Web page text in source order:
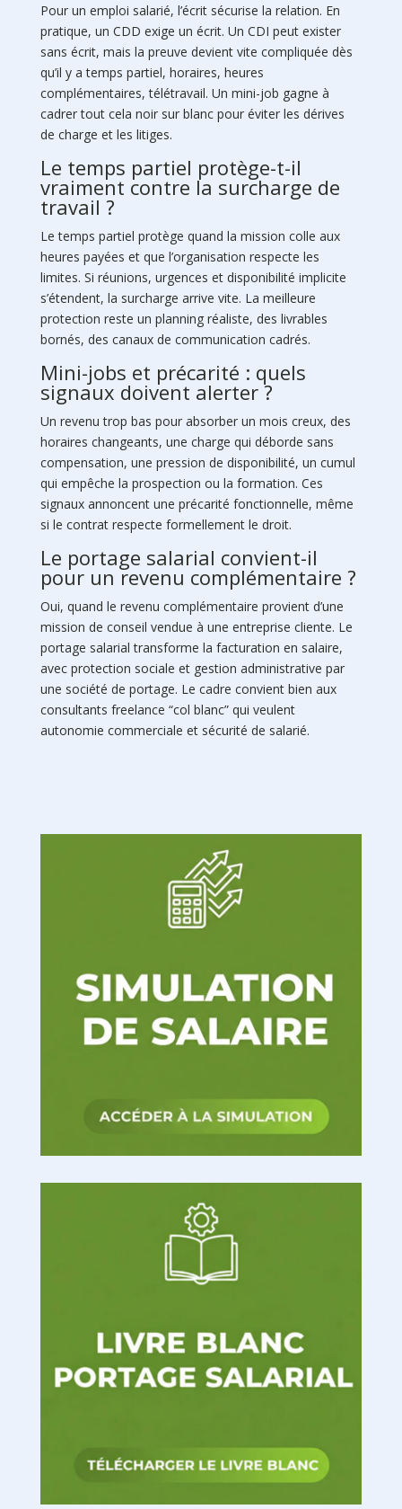
Pour un emploi salarié, l’écrit sécurise la relation. En
pratique, un CDD exige un écrit. Un CDI peut exister
sans écrit, mais la preuve devient vite compliquée dès
qu’il y a temps partiel, horaires, heures
complémentaires, télétravail. Un mini-job gagne à
cadrer tout cela noir sur blanc pour éviter les dérives
de charge et les litiges.
Le temps partiel protège-t-il
vraiment contre la surcharge de
travail ?
Le temps partiel protège quand la mission colle aux
heures payées et que l’organisation respecte les
limites. Si réunions, urgences et disponibilité implicite
s’étendent, la surcharge arrive vite. La meilleure
protection reste un planning réaliste, des livrables
bornés, des canaux de communication cadrés.
Mini-jobs et précarité : quels
signaux doivent alerter ?
Un revenu trop bas pour absorber un mois creux, des
horaires changeants, une charge qui déborde sans
compensation, une pression de disponibilité, un cumul
qui empêche la prospection ou la formation. Ces
signaux annoncent une précarité fonctionnelle, même
si le contrat respecte formellement le droit.
Le portage salarial convient-il
pour un revenu complémentaire ?
Oui, quand le revenu complémentaire provient d’une
mission de conseil vendue à une entreprise cliente. Le
portage salarial transforme la facturation en salaire,
avec protection sociale et gestion administrative par
une société de portage. Le cadre convient bien aux
consultants freelance “col blanc” qui veulent
autonomie commerciale et sécurité de salarié.